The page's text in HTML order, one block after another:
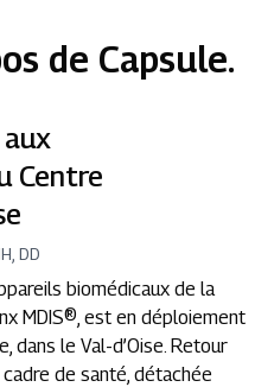
de Capsule.
aux
Centre
DD
biomédicaux de la
MDIS®, est en déploiement
dans le Val-d’Oise. Retour
de santé, détachée